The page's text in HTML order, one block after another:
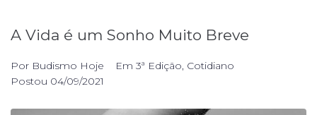
A Vida é um Sonho Muito Breve
Por Budismo Hoje Em 3ª Edição, Cotidiano
Postou 04/09/2021